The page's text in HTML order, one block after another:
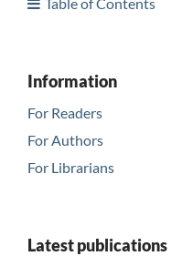
Information
For Readers
For Authors
For Librarians
Latest publications